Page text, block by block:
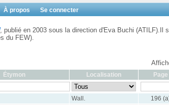
À propos Se connecter
, publié en 2003 sous la direction d'Eva Buchi (ATILF).Il
du FEW).
Étymon Localisation Page
Wall. 196